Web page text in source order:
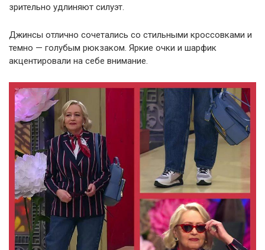
зрительно удлиняют силуэт.
Джинсы отлично сочетались со стильными кроссовками и
темно — голубым рюкзаком. Яркие очки и шарфик
акцентировали на себе внимание.